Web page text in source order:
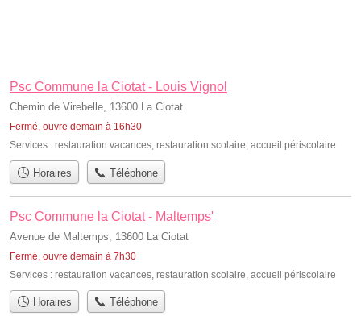
Psc Commune la Ciotat - Louis Vignol
Chemin de Virebelle, 13600 La Ciotat
Fermé, ouvre demain à 16h30
Services : restauration vacances, restauration scolaire, accueil périscolaire
Horaires Téléphone
Psc Commune la Ciotat - Maltemps'
Avenue de Maltemps, 13600 La Ciotat
Fermé, ouvre demain à 7h30
Services : restauration vacances restauration scolaire accueil périscolaire
Horaires Téléphone